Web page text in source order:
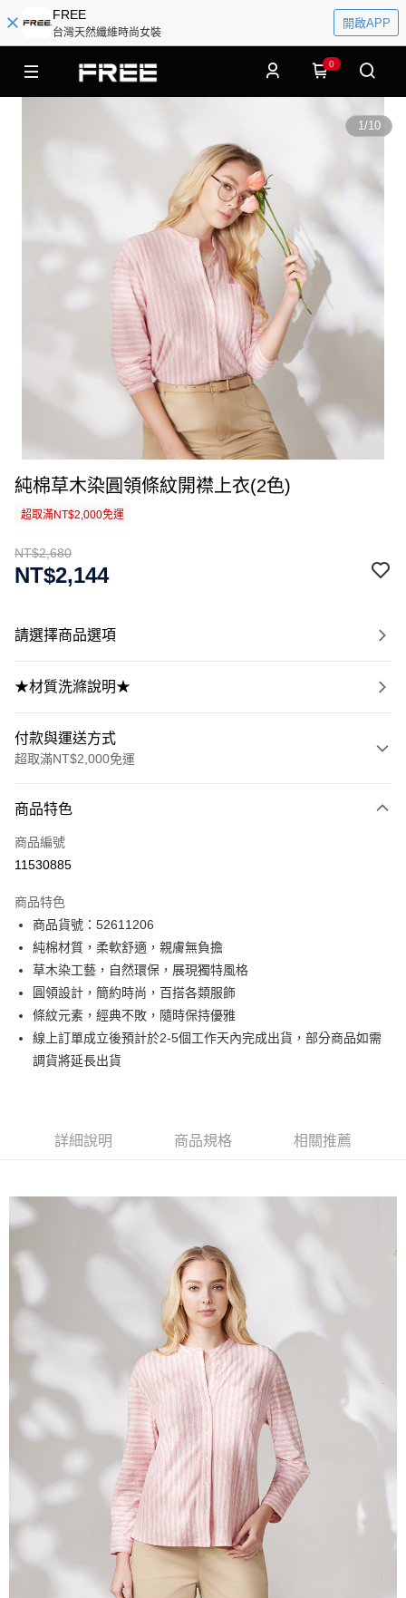
FREE
台灣天然纖維時尚女裝
開啟APP
0
1/10
純棉草木染圓領條紋開襟上衣(2色)
超取滿NT$2,000免運
NT$2,680
NT$2,144
請選擇商品選項
★材質洗滌說明★
付款與運送方式
超取滿NT$2,000免運
信用卡一次付款
信用卡分期付款
合作金庫商業銀行
華南商業銀行
上海商業儲蓄銀行
台北富邦商業銀行
國泰世華商業銀行
兆豐國際商業銀行
臺灣中小企業銀行
台中商業銀行
匯豐（台灣）商業銀行
華泰商業銀行
聯邦商業銀行
遠東國際商業銀行
元大商業銀行
永豐商業銀行
玉山商業銀行
6 期 0 利率 每期
華南商業銀行
彰化商業銀行
上海商業儲蓄銀行
台北富邦商業銀行
國泰世華商業銀行
兆豐國際商業銀行
臺灣中小企業銀行
台中商業銀行
匯豐（台灣）商業銀行
華泰商業銀行
聯邦商業銀行
元大商業銀行
12 期 0 利率 每期
合作金庫商業銀行
第一商業銀行
上海商業儲蓄銀行
台北富邦商業銀行
國泰世華商業銀行
兆豐國際商業銀行
臺灣中小企業銀行
台中商業銀行
匯豐（台灣）商業銀行
台新國際商業銀行
中國信託商業銀行
超商取貨付款
LINE Pay
Apple Pay
街口支付
Google Pay
AFTEE先享後付
相關說明
AFTEE先享後付是「在收到商品之後才付款」的支付方式。 讓您購物簡單
１．簡單：不需註冊會員、不需綁卡、不需儲值。
２．便利：只要手機號碼，簡訊認證，即可結帳。
３．安心：先確認商品／服務後，再付款。
【「AFTEE先享後付」結帳流程】
１．於結帳方式選擇「AFTEE先享後付」後，將跳轉至「AFTEE先享後付」
結帳頁面，進行簡訊認證並確認金額後，即可完成結帳。
２．訂單成立數日內，您將收到繳費通知簡訊。
３．收到繳費通知簡訊後14天內，點擊此簡訊中的連結，可透過四大超商／
ATM／網路銀行／等多元方式進行付款，方視為交易完成。
※ 請注意：結帳手續完成當下不需立刻繳費，但若您需要取消訂單，請聯絡
購買商品的店家。未經商家同意取消之訂單仍視為有效，需透過AFTEE先享
後付繳納相關費用。
※ 交易是否成功請以「AFTEE先享後付 」之結帳頁面顯示為準，若有關於
是否繳費成功／繳費後需取消欲退款等相關疑問，請聯繫「AFTEE先享後付
https://netprotections.freshdesk.com/support/home
１．透過由恩沛科技股份有限公司提供之「AFTEE先享後付」服務完成之交
每筆NT$100，滿NT$2,000(含以上)免運費
付款後全家超商取貨
每筆NT$100，滿NT$2,000(含以上)免運費
7-11超商取貨付款
每筆NT$100，滿NT$2,000(含以上)免運費
付款後7-11超商取貨
每筆NT$100，滿NT$2,000(含以上)免運費
商品特色
商品編號
11530885
商品特色
商品貨號：52611206
純棉材質，柔軟舒適，親膚無負擔
草木染工藝，自然環保，展現獨特風格
圓領設計，簡約時尚，百搭各類服飾
條紋元素，經典不敗，隨時保持優雅
線上訂單成立後預計於2-5個工作天內完成出貨，部分商品如需
調貨將延長出貨
詳細說明 商品規格 相關推薦